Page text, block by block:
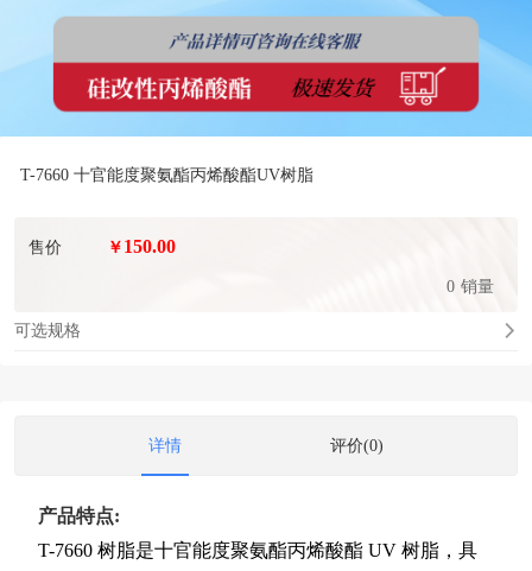
T-7660 十官能度聚氨酯丙烯酸酯UV树脂
售价 ￥ 150.00
0 销量
可选规格
详情 评价(0)
产品特点:
T-7660 树脂是十官能度聚氨酯丙烯酸酯 UV 树脂，具